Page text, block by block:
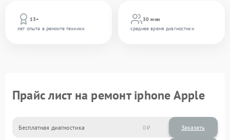
13+
лет опыта в ремонте техники
30 мин
среднее время диагностики
Прайс лист на ремонт iphone Apple
Бесплатная диагностика 0 Заказать